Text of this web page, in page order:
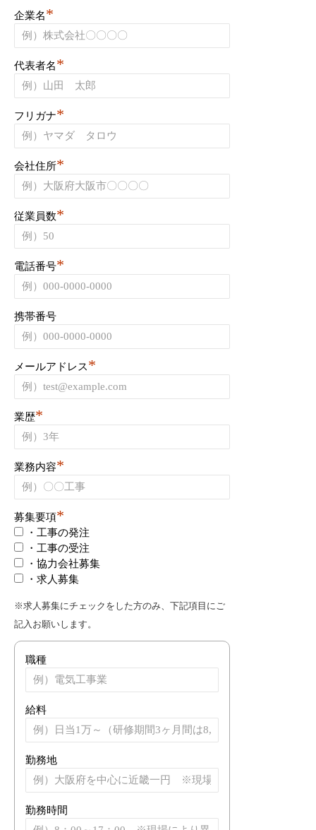
企業名*
代表者名*
フリガナ*
会社住所*
従業員数*
電話番号*
携帯番号
メールアドレス*
業歴*
業務内容*
募集要項*
・工事の発注
・工事の受注
・協力会社募集
・求人募集
※求人募集にチェックをした方のみ、下記項目にご
記入お願いします。
職種
給料
勤務地
勤務時間